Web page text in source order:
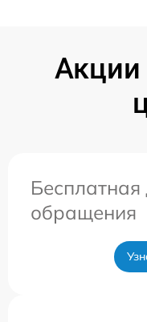
Акции
Бесплатная
обращения